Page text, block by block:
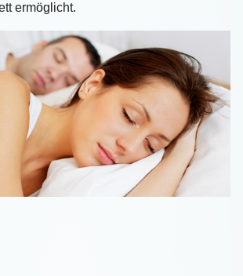
ermöglicht.